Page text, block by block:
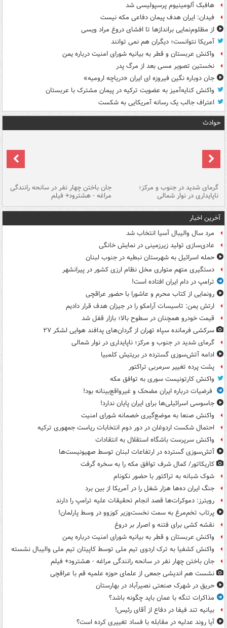
هافبک آلومینیوم پرسپولیسی شد
فیدان: ایران هدف پیمان دفاعی مکه نیست
از مظلوم‌نمایی براندازها تا افشای دروغ مراد ویسی
آمریکا نتوانست؛ دیگران هم نمی توانند
واکنش عربستان و قطر به بیانیه شورای امنیت درباره یمن
نخستین تصویر مسی بعد از مرگ پدر
جان دوباره نگین فیروزه ای ایران «دریاچه ارومیه»
واکنش کنایه‌آمیز به عضویت ترکیه در پیمان مشترک با عربستان
اعتراف جالب یک رسانه آمریکایی به شکست
حوادث
گرمای شدید در جنوب و مرکز؛
ناپایداری در نوار شمالی
جان باختن چهار نفر در سانحه رانندگی
مراغه - هشترود+ فیلم
آخرین اخبار
مرد سال والیبال آسیا انتخاب شد
عادی‌سازی تولید زیرزمینی در نمایش خانگی
حمله اسرائیل به شهرستان نبطیه در جنوب لبنان
دستگیری متهم متواری مخل نظام ارزی کشور در پیرانشهر
ترامپ در دام ایران افتاده است!
رونمایی از کتاب محرم و عاشورا با حضور عراقچی
ارتش یمن: تاسیسات آرامکو را در جیزان هدف قرار دادیم
قیمت خودرو همچنان در سطوح بالا؛ بازار قفل شد
سرکشی فرمانده سپاه تهران از گردان‌های پدافند هوایی لشکر ۲۷
گرمای شدید در جنوب و مرکز؛ ناپایداری در نوار شمالی
ادامه آتش‌سوزی گسترده در بریتیش کلمبیا
پشت پرده تغییر سرمربی تراکتور
واکنش کارتونیست سوری به توافق مکه
فرضیات درباره ایران مضحک و غیرواقع‌بینانه بود!
جاسوسی اسرائیلی‌ها برای ایران پایان ندارد!
واکنش صنعا به موضع‌گیری خصمانه شورای امنیت
احتمال شکست اردوغان در دور دوم انتخابات ریاست جمهوری ترکیه
واکنش سرپرست باشگاه استقلال به انتقادات
آتش‌سوزی گسترده در ارتفاعات لبنان توسط صهیونیست‌ها
کاریکاتور/ کمال شرف توافق مکه را به سخره گرفت
شوک شبانه به تراکتور با حضور نکونام
جنگ ایران ده‌ها هزار شغل را در آمریکا از بین برد
رویترز: دموکرات‌ها قصد انجام تحقیقات علیه ترامپ را دارند
پرتاب تخم‌مرغ به سمت نخست‌وزیر کوزوو در وسط پارلمان!
نقشه کشی برای فتنه و اصرار بر دروغ
واکنش عربستان و قطر به بیانیه شورای امنیت درباره یمن
واکنش کشفیا به ترک اردوی تیم ملی توسط کاپیتان تیم ملی والیبال نشسته
جان باختن چهار نفر در سانحه رانندگی مراغه - هشترود+ فیلم
نشست هم اندیشی جمعی از علمای حوزه علمیه قم با عراقچی
حریق در شهرک صنعتی نصیرآباد در بهارستان
مذاکرات تنگه با عمان باید چگونه باشد؟
بیانیه تند فیفا در دفاع از آقای رئیس!
آیا روند عدلیه در مقابله با فساد تغییری کرده است؟